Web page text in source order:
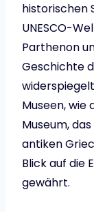
historischen
UNESCO-
Parthenon
Geschichte
Museen, wie
Museum,
antiken
Blick auf die
gewährt.